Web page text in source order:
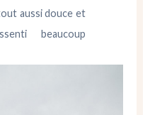
aussi douce et
beaucoup